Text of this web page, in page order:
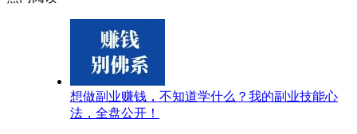
想做副业赚钱，不知道学什么？我的副业技能心
法，全盘公开！